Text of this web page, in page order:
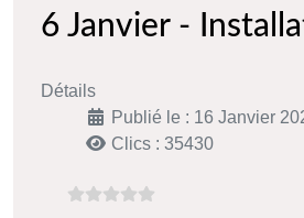
6 Janvier -
Détails
Publié le : 16 Janvier
Clics : 35430